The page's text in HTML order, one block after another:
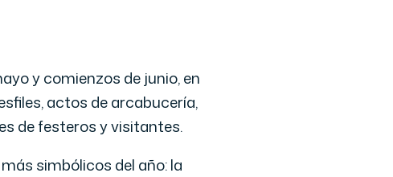
y comienzos de junio, en
actos de arcabucería,
de festeros y visitantes.
simbólicos del año: la